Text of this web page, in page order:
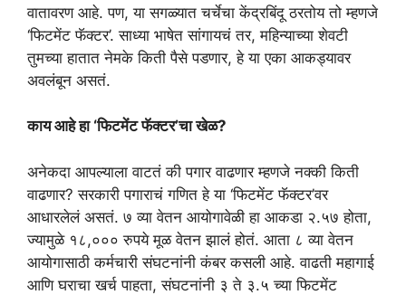
वातावरण आहे. पण, या सगळ्यात चर्चेचा केंद्रबिंदू ठरतोय तो म्हणजे
‘फिटमेंट फॅक्टर’. साध्या भाषेत सांगायचं तर, महिन्याच्या शेवटी
तुमच्या हातात नेमके किती पैसे पडणार, हे या एका आकड्यावर
अवलंबून असतं.
काय आहे हा ‘फिटमेंट फॅक्टर’चा खेळ?
​अनेकदा आपल्याला वाटतं की पगार वाढणार म्हणजे नक्की किती
वाढणार? सरकारी पगाराचं गणित हे या ‘फिटमेंट फॅक्टर’वर
आधारलेलं असतं. ७ व्या वेतन आयोगावेळी हा आकडा २.५७ होता,
ज्यामुळे १८,००० रुपये मूळ वेतन झालं होतं. आता ८ व्या वेतन
आयोगासाठी कर्मचारी संघटनांनी कंबर कसली आहे. वाढती महागाई
आणि घराचा खर्च पाहता, संघटनांनी ३ ते ३.५ च्या फिटमेंट